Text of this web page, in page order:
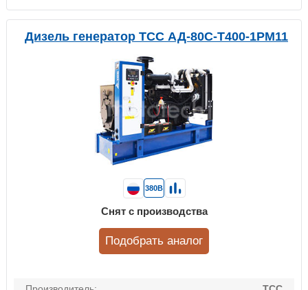
Дизель генератор ТСС АД-80С-Т400-1РМ11
380В
Снят с производства
Подобрать аналог